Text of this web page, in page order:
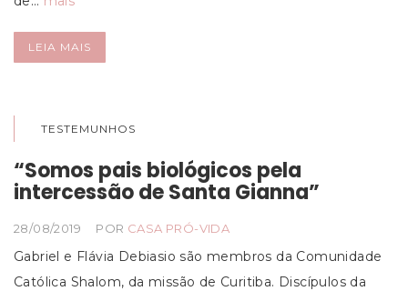
LEIA MAIS
TESTEMUNHOS
“Somos pais biológicos pela
intercessão de Santa Gianna”
28/08/2019 POR CASA PRÓ-VIDA
Gabriel e Flávia Debiasio são membros da Comunidade
Católica Shalom, da missão de Curitiba. Discípulos da